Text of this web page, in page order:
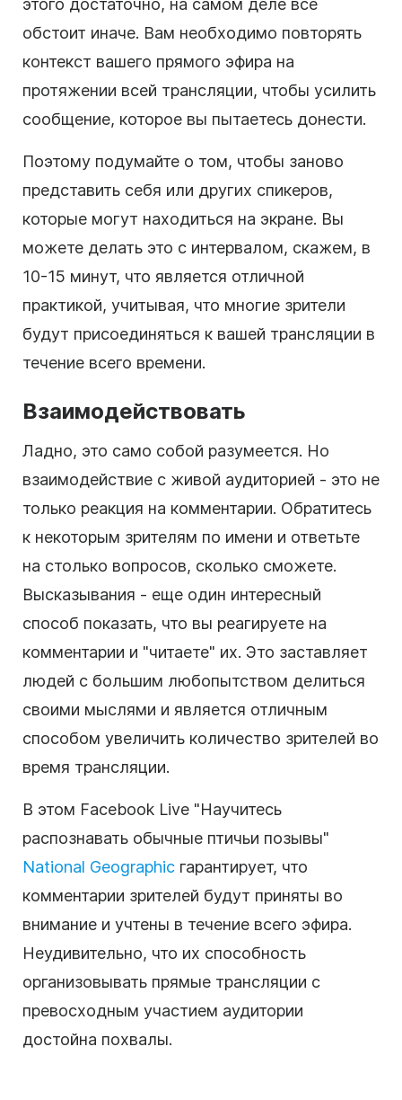
этого достаточно, на самом деле все
обстоит иначе. Вам необходимо повторять
контекст вашего прямого эфира на
протяжении всей трансляции, чтобы усилить
сообщение, которое вы пытаетесь донести.
Поэтому подумайте о том, чтобы заново
представить себя или других спикеров,
которые могут находиться на экране. Вы
можете делать это с интервалом, скажем, в
10-15 минут, что является отличной
практикой, учитывая, что многие зрители
будут присоединяться к вашей трансляции в
течение всего времени.
Взаимодействовать
Ладно, это само собой разумеется. Но
взаимодействие с живой аудиторией - это не
только реакция на комментарии. Обратитесь
к некоторым зрителям по имени и ответьте
на столько вопросов, сколько сможете.
Высказывания - еще один интересный
способ показать, что вы реагируете на
комментарии и "читаете" их. Это заставляет
людей с большим любопытством делиться
своими мыслями и является отличным
способом увеличить количество зрителей во
время трансляции.
В этом Facebook Live "Научитесь
распознавать обычные птичьи позывы"
National Geographic гарантирует, что
комментарии зрителей будут приняты во
внимание и учтены в течение всего эфира.
Неудивительно, что их способность
организовывать прямые трансляции с
превосходным участием аудитории
достойна похвалы.